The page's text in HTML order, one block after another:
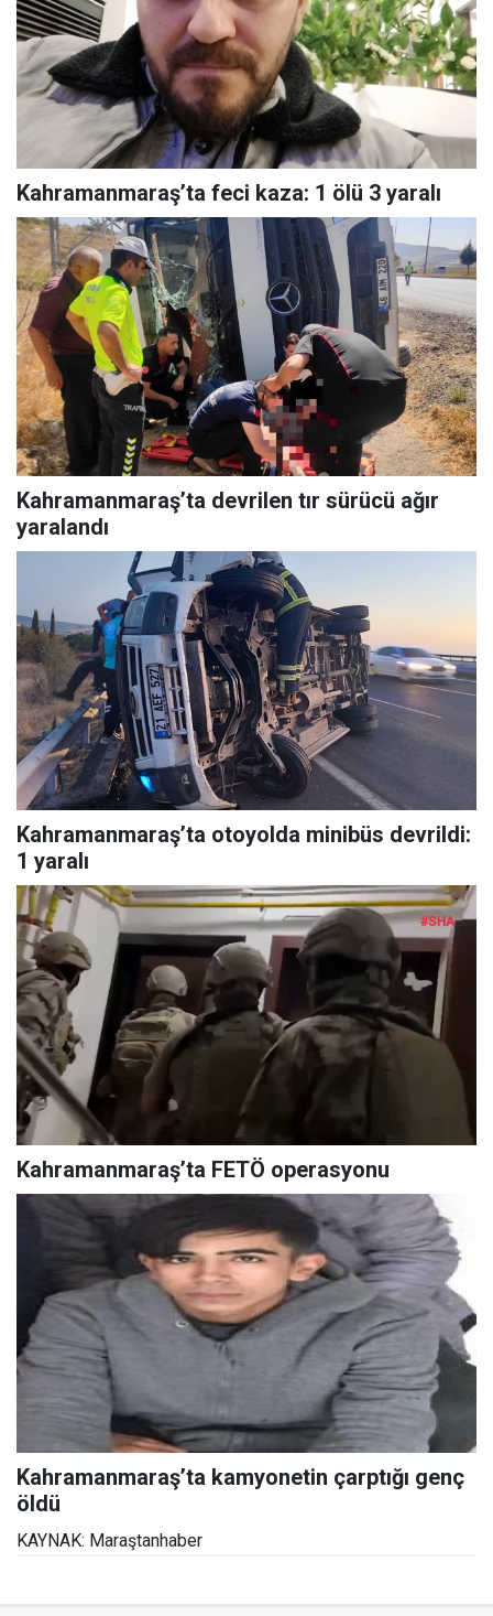
Kahramanmaraş’ta feci kaza: 1 ölü 3 yaralı
Kahramanmaraş’ta devrilen tır sürücü ağır
yaralandı
Kahramanmaraş’ta otoyolda minibüs devrildi:
1 yaralı
Kahramanmaraş’ta FETÖ operasyonu
Kahramanmaraş’ta kamyonetin çarptığı genç
öldü
KAYNAK: Maraştanhaber